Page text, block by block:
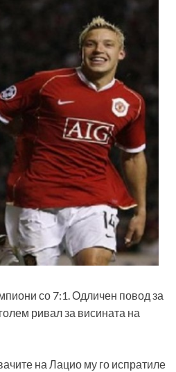
со 7:1. Одличен повод за
ривал за висината на
на Лацио му го испратиле